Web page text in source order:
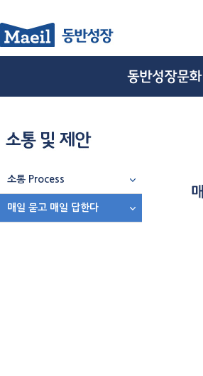
소통 Process
매일 묻고 매일 답한다